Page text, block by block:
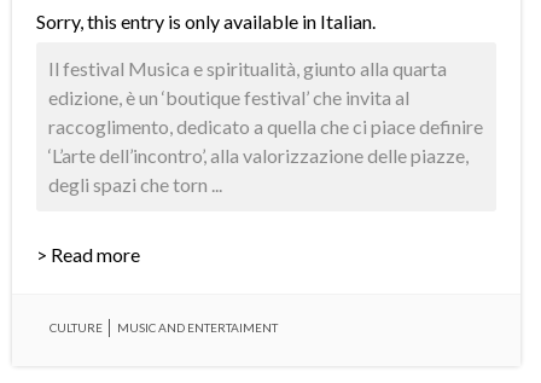
Sorry, this entry is only available in Italian.
Il festival Musica e spiritualità, giunto alla quarta
edizione, è un ‘boutique festival’ che invita al
raccoglimento, dedicato a quella che ci piace definire
‘L’arte dell’incontro’, alla valorizzazione delle piazze,
degli spazi che torn ...
> Read more
CULTURE MUSIC AND ENTERTAIMENT